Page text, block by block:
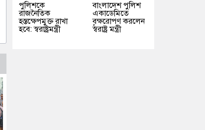
পুলিশকে
রাজনৈতিক
হস্তক্ষেপমুক্ত রাখা
হবে: স্বরাষ্ট্রমন্ত্রী
বাংলাদেশ পুলিশ
একাডেমিতে
বৃক্ষরোপণ করলেন
স্বরাষ্ট্র মন্ত্রী